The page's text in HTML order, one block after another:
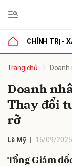
CHÍNH TRỊ -
Trang chủ Doanh
Doanh
Thay đổi
rỡ
Lê Mỹ 16/09/
Tổng Giám
luận